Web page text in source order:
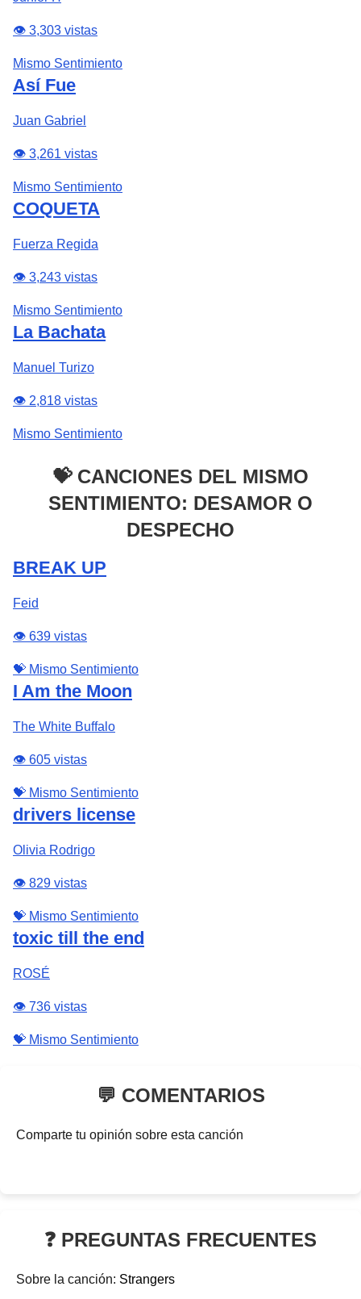
👁️ 3,303 vistas
Mismo Sentimiento
Así Fue
Juan Gabriel
👁️ 3,261 vistas
Mismo Sentimiento
COQUETA
Fuerza Regida
👁️ 3,243 vistas
Mismo Sentimiento
La Bachata
Manuel Turizo
👁️ 2,818 vistas
Mismo Sentimiento
💝 CANCIONES DEL MISMO
SENTIMIENTO: DESAMOR O
DESPECHO
BREAK UP
Feid
👁️ 639 vistas
💝 Mismo Sentimiento
I Am the Moon
The White Buffalo
👁️ 605 vistas
💝 Mismo Sentimiento
drivers license
Olivia Rodrigo
👁️ 829 vistas
💝 Mismo Sentimiento
toxic till the end
ROSÉ
👁️ 736 vistas
💝 Mismo Sentimiento
💬 COMENTARIOS
Comparte tu opinión sobre esta canción
❓ PREGUNTAS FRECUENTES
Sobre la canción: Strangers